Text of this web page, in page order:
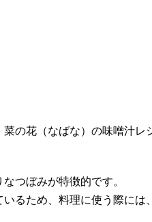
の花（なばな）の味噌汁レ
つぼみが特徴的です。
るため、料理に使う際には